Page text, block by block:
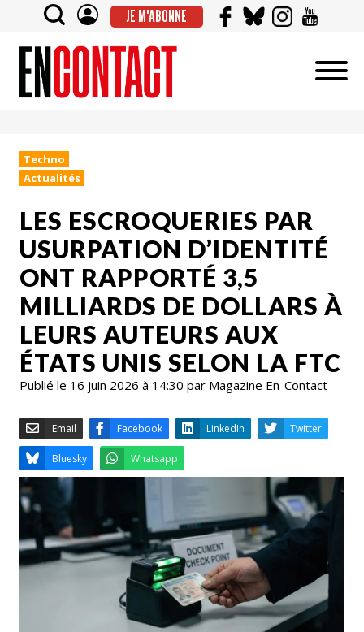
JE M'ABONNE
Techno
Actualités
LES ESCROQUERIES PAR
USURPATION D’IDENTITÉ
ONT RAPPORTÉ 3,5
MILLIARDS DE DOLLARS À
LEURS AUTEURS AUX
ÉTATS UNIS SELON LA FTC
Publié le 16 juin 2026 à 14:30 par Magazine En-Contact
Email Facebook LinkedIn
Whatsapp